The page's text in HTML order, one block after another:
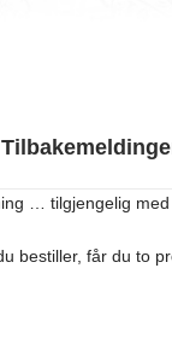
… tilgjengelig
bestiller, får du to